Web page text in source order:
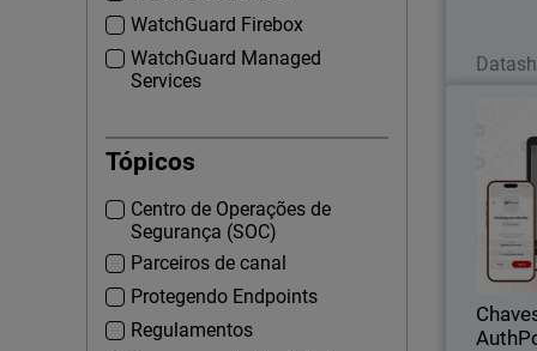
WatchGuard Firebox
WatchGuard Managed
Services
Tópicos
Centro de Operações de
Segurança (SOC)
Parceiros de canal
Protegendo Endpoints
Regulamentos
SAML.